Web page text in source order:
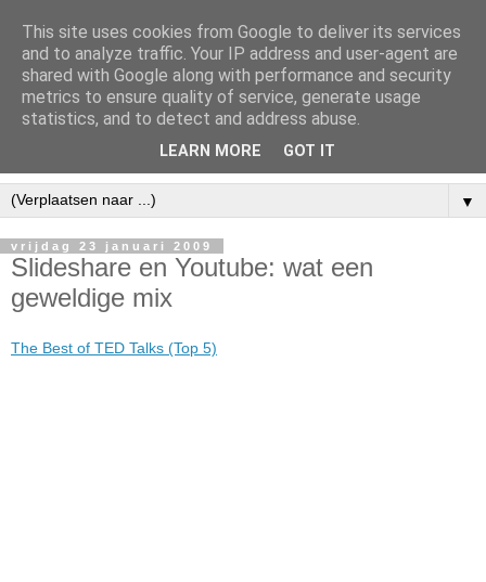
▼
vrijdag 23 januari 2009
Slideshare en Youtube: wat een
geweldige mix
The Best of TED Talks (Top 5)
This site uses cookies from Google to deliver its services
and to analyze traffic. Your IP address and user-agent are
shared with Google along with performance and security
metrics to ensure quality of service, generate usage
statistics, and to detect and address abuse.
LEARN MORE GOT IT